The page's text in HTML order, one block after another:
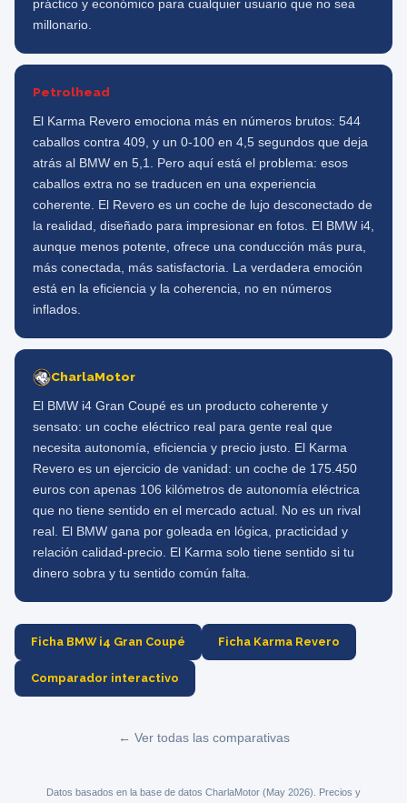
práctico y económico para cualquier usuario que no sea
millonario.
Petrolhead
El Karma Revero emociona más en números brutos: 544
caballos contra 409, y un 0-100 en 4,5 segundos que deja
atrás al BMW en 5,1. Pero aquí está el problema: esos
caballos extra no se traducen en una experiencia
coherente. El Revero es un coche de lujo desconectado de
la realidad, diseñado para impresionar en fotos. El BMW i4,
aunque menos potente, ofrece una conducción más pura,
más conectada, más satisfactoria. La verdadera emoción
está en la eficiencia y la coherencia, no en números
inflados.
CharlaMotor
El BMW i4 Gran Coupé es un producto coherente y
sensato: un coche eléctrico real para gente real que
necesita autonomía, eficiencia y precio justo. El Karma
Revero es un ejercicio de vanidad: un coche de 175.450
euros con apenas 106 kilómetros de autonomía eléctrica
que no tiene sentido en el mercado actual. No es un rival
real. El BMW gana por goleada en lógica, practicidad y
relación calidad-precio. El Karma solo tiene sentido si tu
dinero sobra y tu sentido común falta.
Ficha BMW i4 Gran Coupé Ficha Karma Revero
Comparador interactivo
← Ver todas las comparativas
Datos basados en la base de datos CharlaMotor (May 2026). Precios y